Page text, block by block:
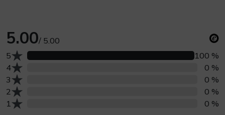
5.00/ 5.00
Liczba opinii z oceną
1 0 %
Liczba opinii z oceną
2 0 %
Liczba opinii z oceną
3 0 %
Liczba opinii z oceną
4 0 %
Liczba opinii z oceną
5 100 %